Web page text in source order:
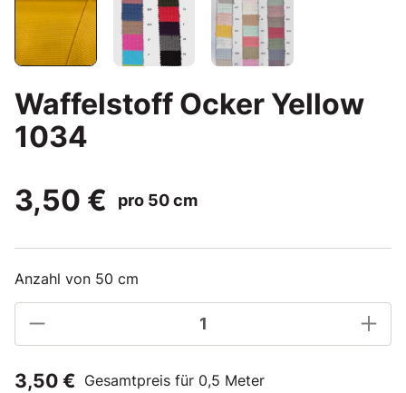
Waffelstoff Ocker Yellow
1034
3,50 €
pro 50 cm
Anzahl von 50 cm
3,50 € Gesamtpreis für 0,5 Meter